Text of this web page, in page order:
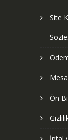
Site
Ön